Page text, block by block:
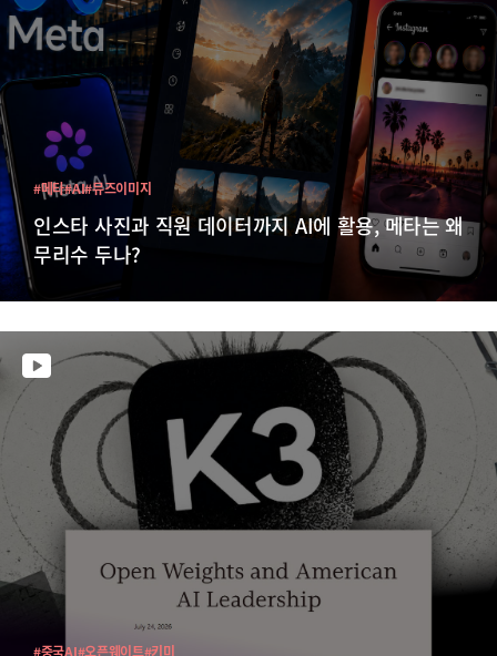
인스타 사진과 직원 데이터까지 AI에 활용, 메타는 왜
무리수 두나?
#메타#AI#뮤즈이미지
#중국AI#오픈웨이트#키미